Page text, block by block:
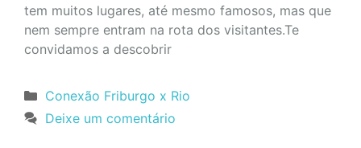
tem muitos lugares, até mesmo famosos, mas que
nem sempre entram na rota dos visitantes.Te
convidamos a descobrir
Categorias
Conexão Friburgo x Rio
Deixe um comentário